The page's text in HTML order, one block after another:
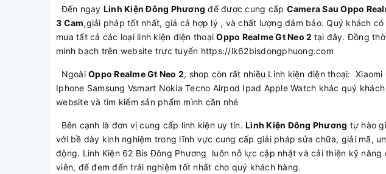
Đến ngay Linh Kiện Đông Phương để được cung cấp Camera Sau Oppo
3 Cam,giải pháp tốt nhất, giá cả hợp lý , và chất lượng đảm bảo. Quý khách
mua tất cả các loại linh kiện điện thoạiOppo Realme Gt Neo 2 tại đây. Đồng
minh bạch trên website trực tuyến https://lk62bisdongphuong.com
Ngoài Oppo Realme Gt Neo 2, shop còn rất nhiều Linh kiện điện thoại: Xiaomi
Iphone Samsung Vsmart Nokia Tecno Airpod Ipad Apple Watch khác quý
website và tìm kiếm sản phẩm mình cần nhé
Bên cạnh là đơn vị cung cấp linh kiện uy tín. Linh Kiện Đông Phương tự hào
với bề dày kinh nghiệm trong lĩnh vực cung cấp giải pháp sửa chữa, giải mã,
động. Linh Kiện 62 Bis Đông Phương luôn nỗ lực cập nhật và cải thiện kỹ năng
viên, để đem đến trải nghiệm tốt nhất cho quý khách hàng.